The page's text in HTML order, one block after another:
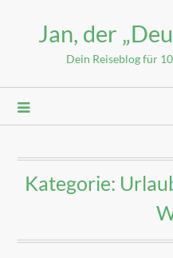
Jan, der
Dein Reiseblog für
Kategorie: